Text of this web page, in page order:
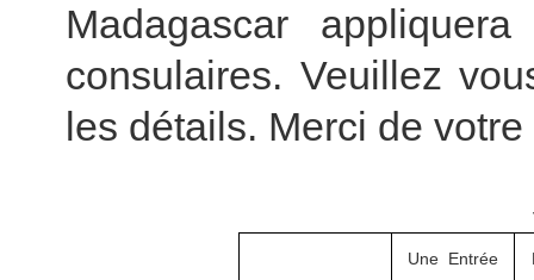
Madagascar
consulaires. Veuillez
les détails. Merci de
Une Entrée